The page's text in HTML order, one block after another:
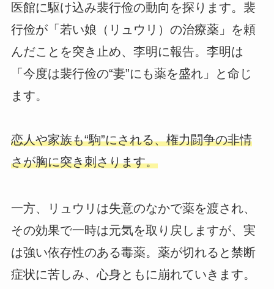
医館に駆け込み裴行俭の動向を探ります。裴
行俭が「若い娘（リュウリ）の治療薬」を頼
んだことを突き止め、李明に報告。李明は
「今度は裴行俭の“妻”にも薬を盛れ」と命じ
ます。
恋人や家族も“駒”にされる、権力闘争の非情
さが胸に突き刺さります。
一方、リュウリは失意のなかで薬を渡され、
その効果で一時は元気を取り戻しますが、実
は強い依存性のある毒薬。薬が切れると禁断
症状に苦しみ、心身ともに崩れていきます。